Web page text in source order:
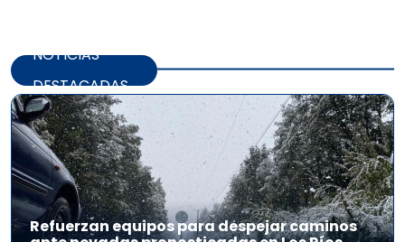
NOTICIAS
DESTACADAS
Refuerzan equipos para despejar caminos